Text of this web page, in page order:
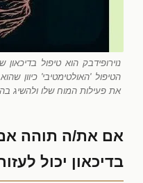
נוירופידבק הוא טיפול
הטיפול 'האולטימטיבי' כיוון
את פעילות המוח שלו ולהשיג
אם את/ה תוהה אם
בדיכאון יכול